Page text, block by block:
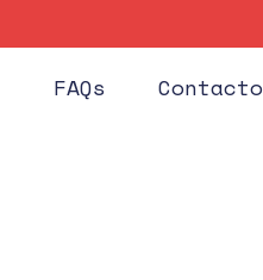
FAQs Contacto
Huéspedes